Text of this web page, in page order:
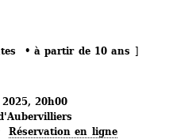
• à partir de 10 ans ]
20h00
Réservation en ligne